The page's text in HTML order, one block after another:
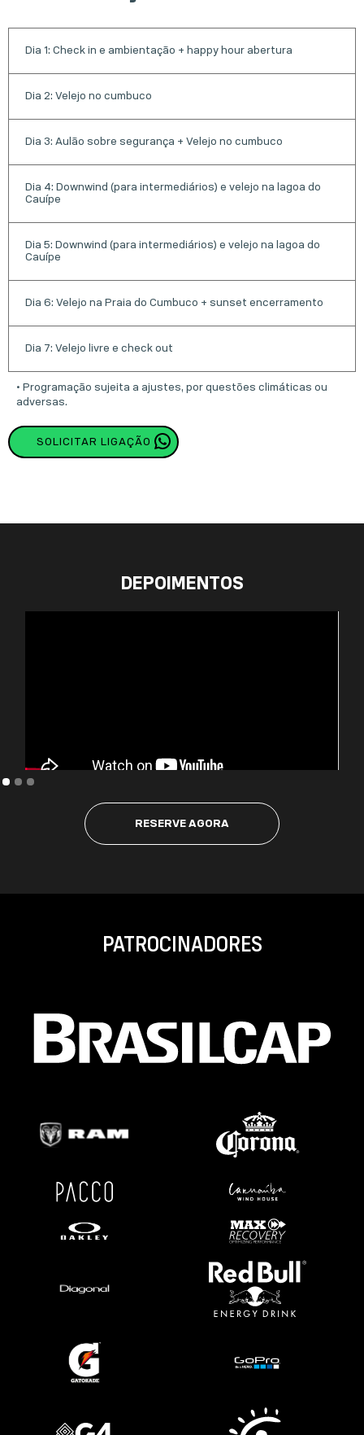
Dia 1: Check in e ambientação + happy hour abertura
Dia 2: Velejo no cumbuco
Dia 3: Aulão sobre segurança + Velejo no cumbuco
Dia 4: Downwind (para intermediários) e velejo na lagoa do
Cauípe
Dia 5: Downwind (para intermediários) e velejo na lagoa do
Cauípe
Dia 6: Velejo na Praia do Cumbuco + sunset encerramento
Dia 7: Velejo livre e check out
• Programação sujeita a ajustes, por questões climáticas ou
adversas.
SOLICITAR LIGAÇÃO
DEPOIMENTOS
RESERVE AGORA
PATROCINADORES